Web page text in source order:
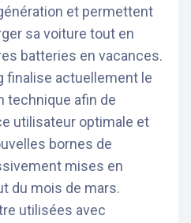
et permettent
sa voiture tout en
batteries en vacances.
finalise actuellement le
technique afin de
utilisateur optimale et
bornes de
mises en
du mois de mars.
utilisées avec